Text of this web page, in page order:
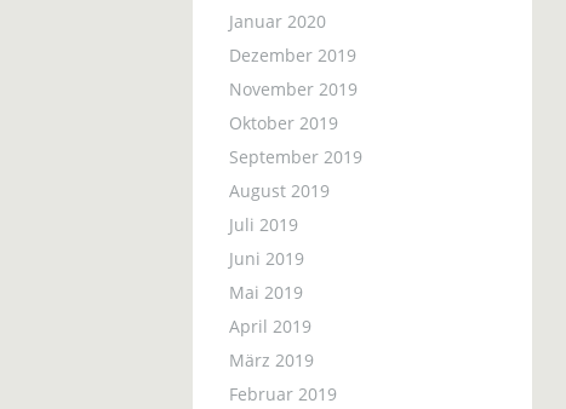
Januar 2020
Dezember 2019
November 2019
Oktober 2019
September 2019
August 2019
Juli 2019
Juni 2019
Mai 2019
April 2019
März 2019
Februar 2019